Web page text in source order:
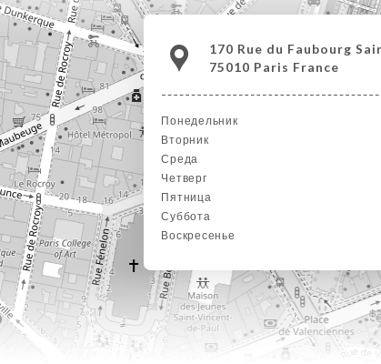
170 Rue du Faubourg
75010 Paris France
Понедельник
Вторник
Среда
Четверг
Пятница
Суббота
Воскресенье